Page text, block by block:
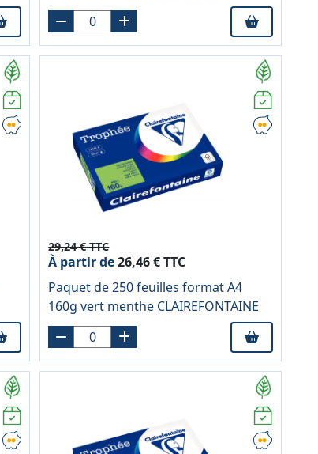
29,24 € TTC
À partir de26,46 € TTC
Paquet de 250 feuilles format A4
160g vert menthe CLAIREFONTAINE